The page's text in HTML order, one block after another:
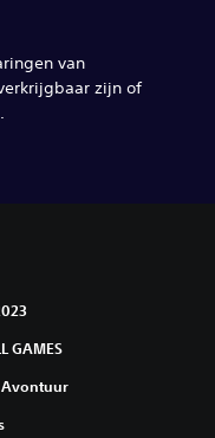
van
zijn of
GAMES